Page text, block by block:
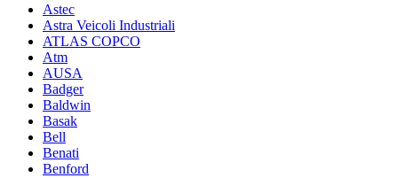
Astec
Astra Veicoli Industriali
ATLAS COPCO
Atm
AUSA
Badger
Baldwin
Basak
Bell
Benati
Benford